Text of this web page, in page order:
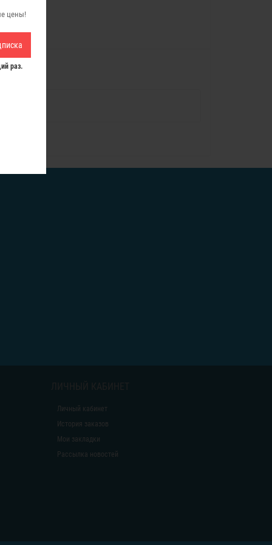
цены!
раз.
Личный кабинет
История заказов
Мои закладки
Рассылка новостей